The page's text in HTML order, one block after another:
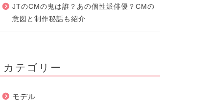
JTのCMの鬼は誰？あの個性派俳優？CMの
意図と制作秘話も紹介
カテゴリー
モデル